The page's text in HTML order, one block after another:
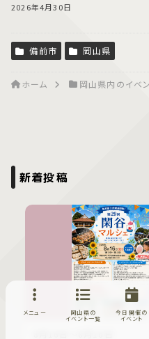
2026年4月30日
備前市 岡山県
ホーム 岡山県内のイベ
新着投稿
メニュー
岡山県の
イベント一覧
今日開催の
イベント